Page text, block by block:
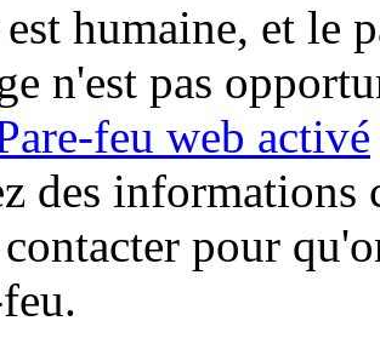
humaine, et le
n'est pas
feu web activé
des informations
pour